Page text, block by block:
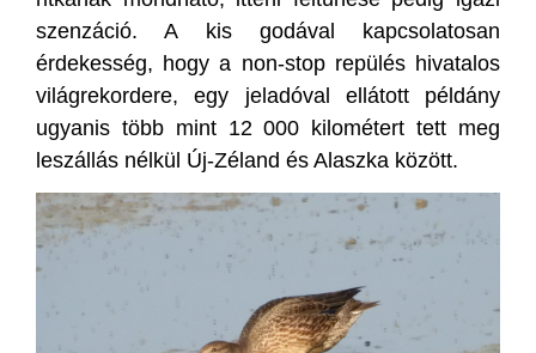
szenzáció. A kis godával kapcsolatosan
érdekesség, hogy a non-stop repülés hivatalos
világrekordere, egy jeladóval ellátott példány
ugyanis több mint 12 000 kilométert tett meg
leszállás nélkül Új-Zéland és Alaszka között.